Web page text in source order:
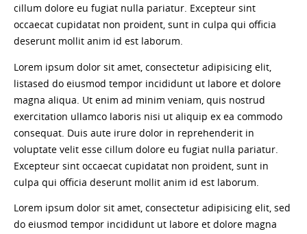
cillum dolore eu fugiat nulla pariatur. Excepteur sint
occaecat cupidatat non proident, sunt in culpa qui officia
deserunt mollit anim id est laborum.
Lorem ipsum dolor sit amet, consectetur adipisicing elit,
listased do eiusmod tempor incididunt ut labore et dolore
magna aliqua. Ut enim ad minim veniam, quis nostrud
exercitation ullamco laboris nisi ut aliquip ex ea commodo
consequat. Duis aute irure dolor in reprehenderit in
voluptate velit esse cillum dolore eu fugiat nulla pariatur.
Excepteur sint occaecat cupidatat non proident, sunt in
culpa qui officia deserunt mollit anim id est laborum.
Lorem ipsum dolor sit amet, consectetur adipisicing elit, sed
do eiusmod tempor incididunt ut labore et dolore magna